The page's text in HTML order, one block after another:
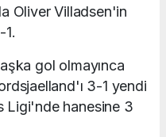
Oliver Villadsen'in
gol olmayınca
3-1 yendi
Ligi'nde hanesine 3